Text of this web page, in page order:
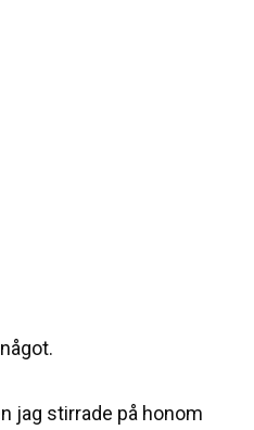
jag stirrade på honom